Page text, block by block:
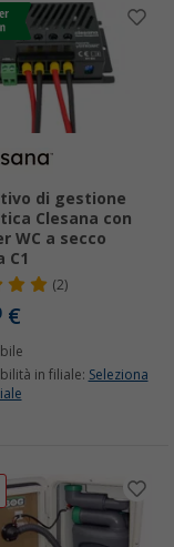
di gestione
Clesana con
WC a secco
C1
(2)
€
in filiale: Seleziona